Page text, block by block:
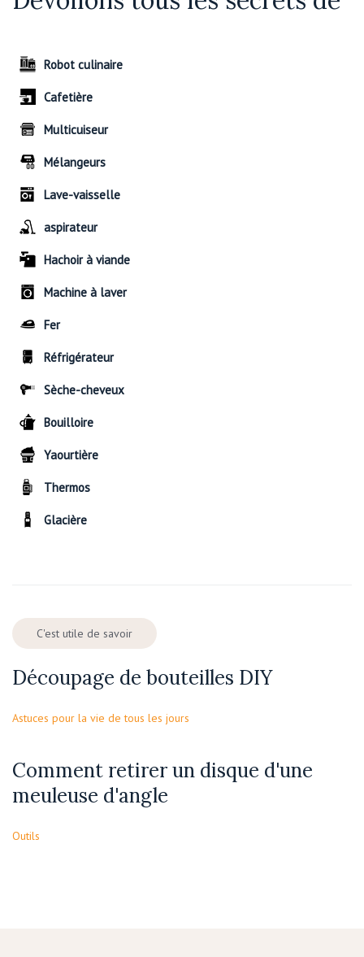
Robot culinaire
Cafetière
Multicuiseur
Mélangeurs
Lave-vaisselle
aspirateur
Hachoir à viande
Machine à laver
Fer
Réfrigérateur
Sèche-cheveux
Bouilloire
Yaourtière
Thermos
Glacière
C'est utile de savoir
Découpage de bouteilles DIY
Astuces pour la vie de tous les jours
Comment retirer un disque d'une
meuleuse d'angle
Outils